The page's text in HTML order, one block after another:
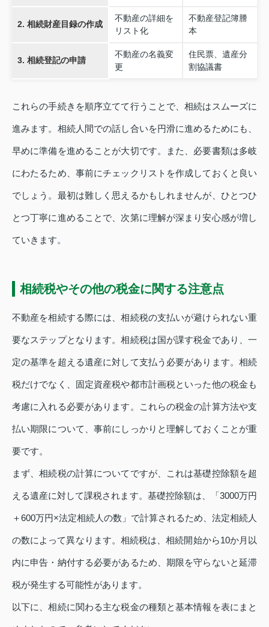
2. 相続財産目録の作成
不動産の詳細を
リスト化
不動産登記簿謄
本
3. 相続登記の申請
不動産の名義変
更
住民票、遺産分
割協議書
これらの手続きを順序立てて行うことで、相続はスムーズに
進みます。相続人間での話し合いを円滑に進めるためにも、
早めに準備を進めることが大切です。また、必要書類は多岐
にわたるため、事前にチェックリストを作成しておくと良い
でしょう。最初は難しく思えるかもしれませんが、ひとつひ
とつ丁寧に進めることで、次第に理解が深まり安心感が増し
ていきます。
相続税やその他の税金に関する注意点
不動産を相続する際には、相続税の支払いが避けられない重
要なステップとなります。相続税は国が課す税金であり、一
定の基準を超える遺産に対して支払う必要があります。相続
税だけでなく、固定資産税や都市計画税といった他の税金も
考慮に入れる必要があります。これらの税金の計算方法や支
払い期限について、事前にしっかりと理解しておくことが重
要です。
まず、相続税の計算についてですが、これは基礎控除額を超
える遺産に対して課税されます。基礎控除額は、「3000万円
＋600万円×法定相続人の数」で計算されるため、法定相続人
の数によって異なります。相続税は、相続開始から10か月以
内に申告・納付する必要があるため、期限を守らないと延滞
税が発生する可能性があります。
以下に、相続に関わる主な税金の種類と基本情報を表にまと